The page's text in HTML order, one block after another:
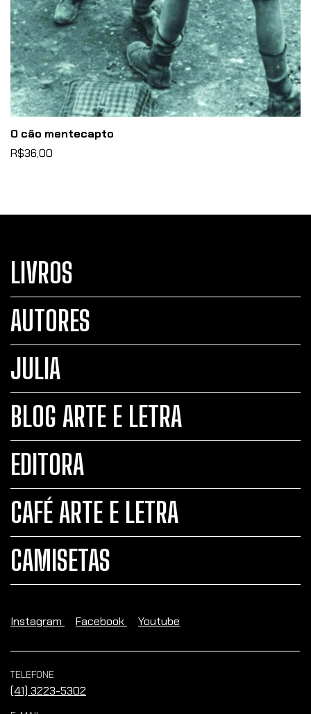
O cão mentecapto
R$36,00
LIVROS
AUTORES
JULIA
BLOG ARTE E LETRA
EDITORA
CAFÉ ARTE E LETRA
CAMISETAS
Instagram Facebook Youtube
TELEFONE
(41) 3223-5302